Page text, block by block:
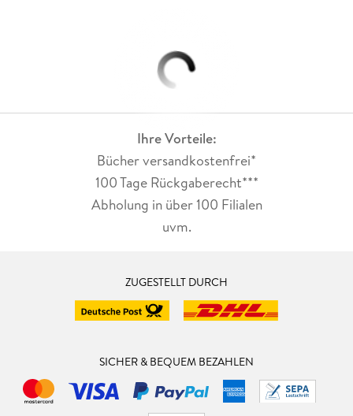
Ihre Vorteile:
Bücher versandkostenfrei*
100 Tage Rückgaberecht***
Abholung in über 100 Filialen
uvm.
ZUGESTELLT DURCH
SICHER & BEQUEM BEZAHLEN